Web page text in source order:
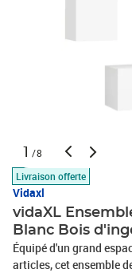
1 /8
Livraison offerte
Vidaxl
vidaXL
Blanc Bois
Équipé d'un grand
articles, cet ensemble